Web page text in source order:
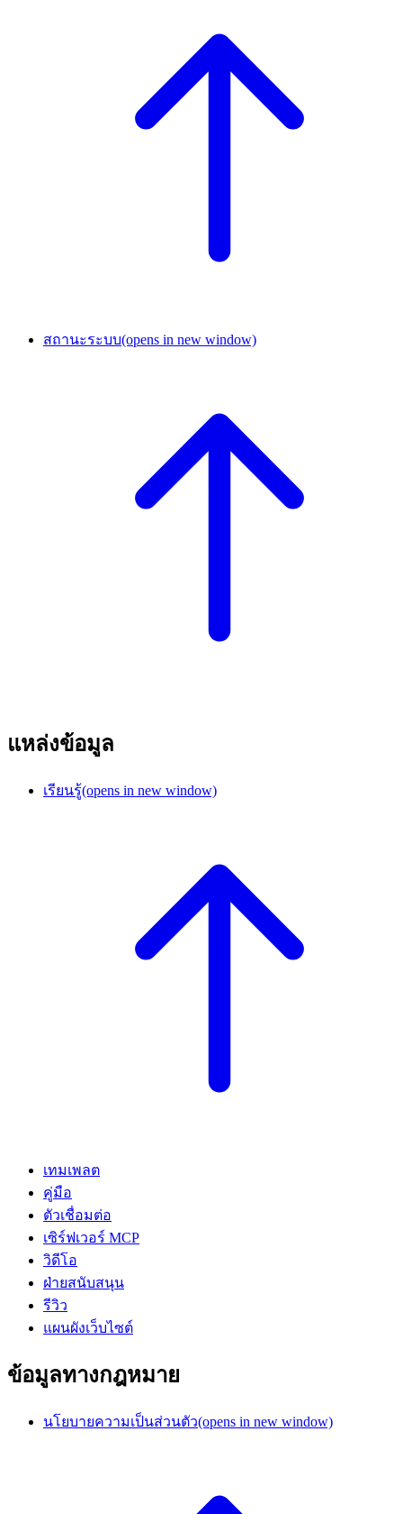
สถานะระบบ(opens in new window)
แหล่งข้อมูล
เรียนรู้(opens in new window)
เทมเพลต
คู่มือ
ตัวเชื่อมต่อ
เซิร์ฟเวอร์ MCP
วิดีโอ
ฝ่ายสนับสนุน
รีวิว
แผนผังเว็บไซต์
ข้อมูลทางกฎหมาย
นโยบายความเป็นส่วนตัว(opens in new window)